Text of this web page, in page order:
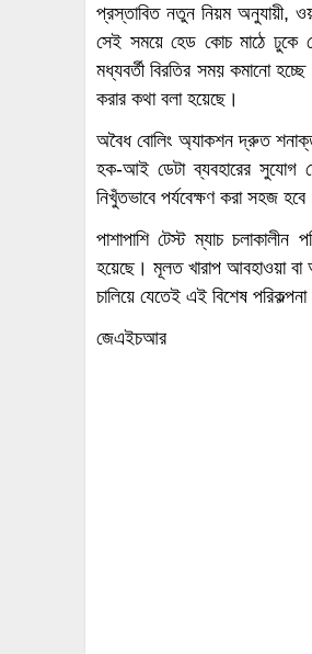
প্রস্তাবিত নতুন নিয়ম অনুযায়ী,
সেই সময়ে হেড কোচ মাঠে ঢুকে
মধ্যবর্তী বিরতির সময় কমানো
করার কথা বলা হয়েছে।
অবৈধ বোলিং অ্যাকশন দ্রুত
হক-আই ডেটা ব্যবহারের সুযোগ
নিখুঁতভাবে পর্যবেক্ষণ করা সহজ
পাশাপাশি টেস্ট ম্যাচ
হয়েছে। মূলত খারাপ আবহাওয়া
চালিয়ে যেতেই এই বিশেষ
জেএইচআর